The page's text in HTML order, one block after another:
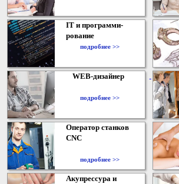
IT и программи-
рование
подробнее >>
WEB-дизайнер
подробнее >>
Оператор станков
CNC
подробнее >>
Акупрессура и